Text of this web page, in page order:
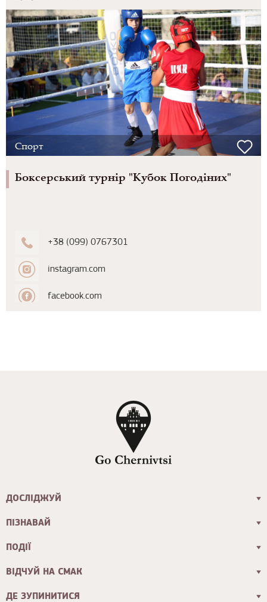
Спорт
Боксерський турнір "Кубок Погодіних"
+38 (099) 0767301
instagram.com
facebook.com
ДОСЛІДЖУЙ
ПІЗНАВАЙ
ПОДІЇ
ВІДЧУЙ НА СМАК
ДЕ ЗУПИНИТИСЯ